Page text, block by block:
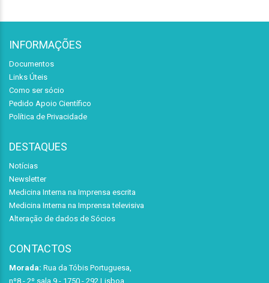
INFORMAÇÕES
Documentos
Links Úteis
Como ser sócio
Pedido Apoio Científico
Política de Privacidade
DESTAQUES
Notícias
Newsletter
Medicina Interna na Imprensa escrita
Medicina Interna na Imprensa televisiva
Alteração de dados de Sócios
CONTACTOS
Morada: Rua da Tóbis Portuguesa,
nº8 - 2º sala 9 - 1750 - 292 Lisboa